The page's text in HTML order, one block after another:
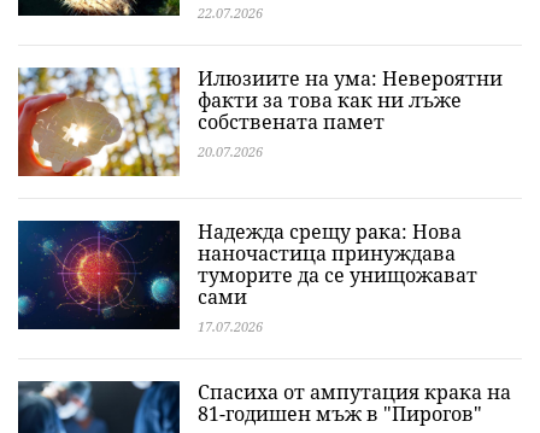
22.07.2026
Илюзиите на ума: Невероятни
факти за това как ни лъже
собствената памет
20.07.2026
Надежда срещу рака: Нова
наночастица принуждава
туморите да се унищожават
сами
17.07.2026
Спасиха от ампутация крака на
81-годишен мъж в "Пирогов"